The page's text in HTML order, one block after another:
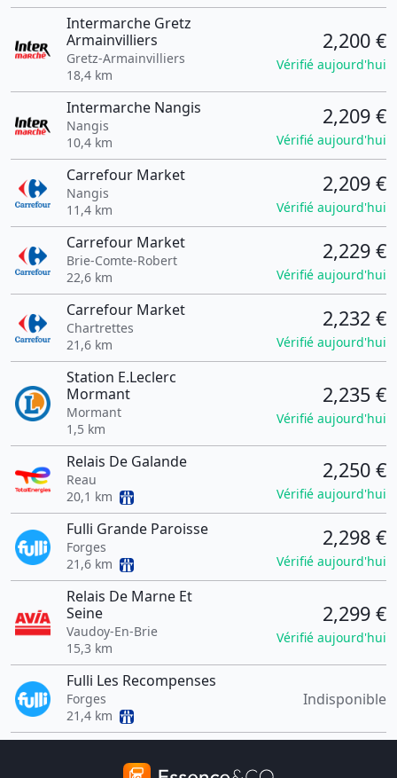
Intermarche Gretz
Armainvilliers
Gretz-Armainvilliers
18,4 km
2,200 €
Vérifié aujourd'hui
Intermarche Nangis
Nangis
10,4 km
2,209 €
Vérifié aujourd'hui
Carrefour Market
Nangis
11,4 km
2,209 €
Vérifié aujourd'hui
Carrefour Market
Brie-Comte-Robert
22,6 km
2,229 €
Vérifié aujourd'hui
Carrefour Market
Chartrettes
21,6 km
2,232 €
Vérifié aujourd'hui
Station E.Leclerc
Mormant
Mormant
1,5 km
2,235 €
Vérifié aujourd'hui
Relais De Galande
Reau
20,1 km
2,250 €
Vérifié aujourd'hui
Fulli Grande Paroisse
Forges
21,6 km
2,298 €
Vérifié aujourd'hui
Relais De Marne Et
Seine
Vaudoy-En-Brie
15,3 km
2,299 €
Vérifié aujourd'hui
Fulli Les Recompenses
Forges
21,4 km
Indisponible